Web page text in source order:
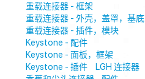
重载连接器 - 框架
重载连接器 - 外壳，盖罩，基底
重载连接器 - 插件，模块
Keystone - 配件
Keystone - 面板，框架
Keystone - 插件
LGH 连接器